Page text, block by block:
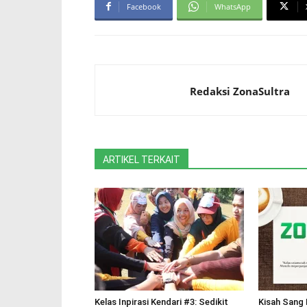
Facebook WhatsApp
Redaksi ZonaSultra
ARTIKEL TERKAIT
Kelas Inpirasi Kendari #3: Sedikit Kisah